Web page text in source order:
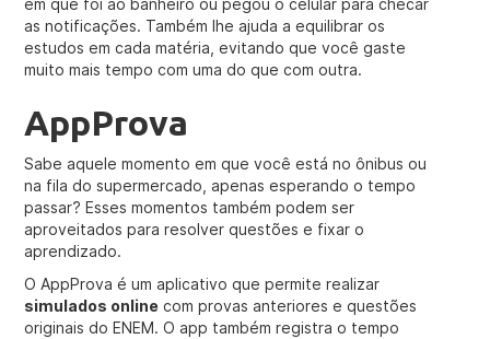
em que foi ao banheiro ou pegou o celular para checar
as notificações. Também lhe ajuda a equilibrar os
estudos em cada matéria, evitando que você gaste
muito mais tempo com uma do que com outra.
AppProva
Sabe aquele momento em que você está no ônibus ou
na fila do supermercado, apenas esperando o tempo
passar? Esses momentos também podem ser
aproveitados para resolver questões e fixar o
aprendizado.
O AppProva é um aplicativo que permite realizar
simulados online com provas anteriores e questões
originais do ENEM. O app também registra o tempo